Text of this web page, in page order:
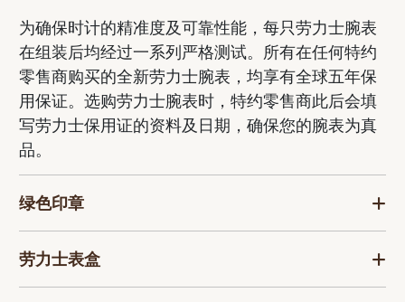
为确保时计的精准度及可靠性能，每只劳力士腕表
在组装后均经过一系列严格测试。所有在任何特约
零售商购买的全新劳力士腕表，均享有全球五年保
用保证。选购劳力士腕表时，特约零售商此后会填
写劳力士保用证的资料及日期，确保您的腕表为真
品。
绿色印章
劳力士表盒